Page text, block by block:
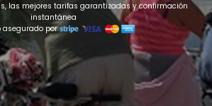
las mejores tarifas garantizadas y confirmación
instantánea
asegurado por